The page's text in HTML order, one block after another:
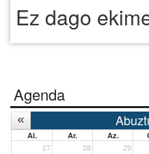
Ez dago
Agenda
Al. Ar. Az.
27 28 29